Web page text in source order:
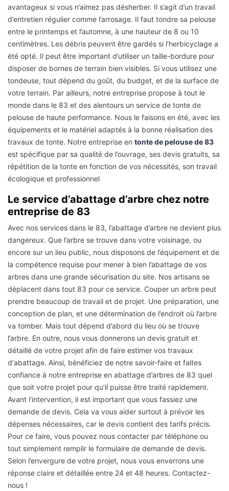
avantageux si vous n’aimez pas désherber. Il s’agit d’un travail
d’entretien régulier comme l’arrosage. Il faut tondre sa pelouse
entre le printemps et l’automne, à une hauteur de 8 ou 10
centimètres. Les débris peuvent être gardés si l’herbicyclage a
été opté. Il peut être important d’utiliser un taille-bordure pour
disposer de bornes de terrain bien visibles. Si vous utilisez une
tondeuse, tout dépend du goût, du budget, et de la surface de
votre terrain. Par ailleurs, notre entreprise propose à tout le
monde dans le 83 et des alentours un service de tonte de
pelouse de haute performance. Nous le faisons en été, avec les
équipements et le matériel adaptés à la bonne réalisation des
travaux de tonte. Notre entreprise en tonte de pelouse de 83
est spécifique par sa qualité de l’ouvrage, ses devis gratuits, sa
répétition de la tonte en fonction de vos nécessités, son travail
écologique et professionnel
Le service d’abattage d’arbre chez notre
entreprise de 83
Avec nos services dans le 83, l’abattage d’arbre ne devient plus
dangereux. Que l’arbre se trouve dans votre voisinage, ou
encore sur un lieu public, nous disposons de l’équipement et de
la compétence requise pour mener à bien l’abattage de vos
arbres dans une grande sécurisation du site. Nos artisans se
déplacent dans tout 83 pour ce service. Couper un arbre peut
prendre beaucoup de travail et de projet. Une préparation, une
conception de plan, et une détermination de l’endroit où l’arbre
va tomber. Mais tout dépend d’abord du lieu où se trouve
l’arbre. En outre, nous vous donnerons un devis gratuit et
détaillé de votre projet afin de faire estimer vos travaux
d'abattage. Ainsi, bénéficiez de notre savoir-faire et faites
confiance à notre entreprise en abattage d’arbres de 83 quel
que soit votre projet pour qu’il puisse être traité rapidement.
Avant l’intervention, il est important que vous fassiez une
demande de devis. Cela va vous aider surtout à prévoir les
dépenses nécessaires, car le devis contient des tarifs précis.
Pour ce faire, vous pouvez nous contacter par téléphone ou
tout simplement remplir le formulaire de demande de devis.
Selon l’envergure de votre projet, nous vous enverrons une
réponse claire et détaillée entre 24 et 48 heures. Contactez-
nous !